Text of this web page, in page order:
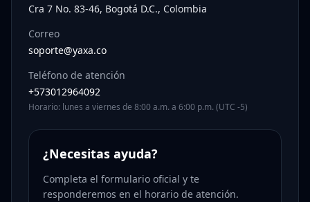
Cra 7 No. 83-46, Bogotá D.C., Colombia
Correo
soporte@yaxa.co
Teléfono de atención
+573012964092
Horario: lunes a viernes de 8:00 a.m. a 6:00 p.m. (UTC -5)
¿Necesitas ayuda?
Completa el formulario oficial y te
responderemos en el horario de atención.